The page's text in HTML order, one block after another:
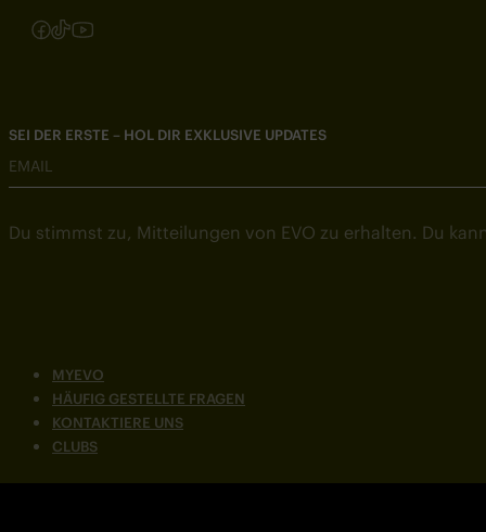
Folgen Sie uns auf Instagram
Folgen Sie uns auf Facebook
Folgen Sie uns auf TikTok
Folgen Sie uns auf YouTube
MYEVO
HÄUFIG GESTELLTE FRAGEN
KONTAKTIERE UNS
CLUBS
SEI DER ERSTE – HOL DIR EXKLUSIVE UPDATES
EMAIL
Du stimmst zu, Mitteilungen von EVO zu erhalten. Du